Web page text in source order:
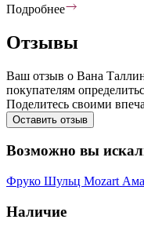
Подробнее
Отзывы
Ваш отзыв о Вана
покупателям
Поделитесь своими
Оставить отзыв
Возможно вы
Фруко Шульц Mozart
Наличие